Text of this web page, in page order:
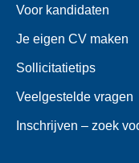
Voor kandidaten
Je eigen CV maken
Sollicitatietips
Veelgestelde vragen
Inschrijven – zoek